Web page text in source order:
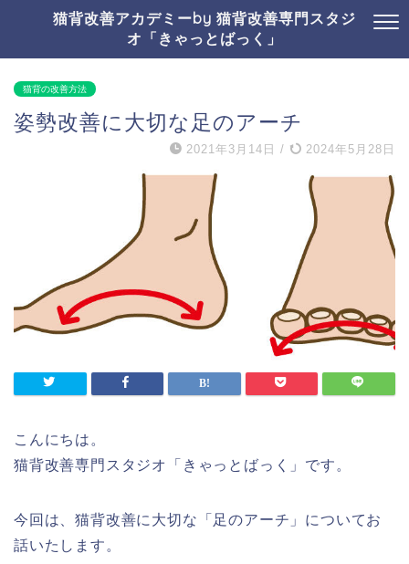
猫背改善アカデミーby 猫背改善専門スタジ
オ「きゃっとばっく」
猫背の改善方法
姿勢改善に大切な足のアーチ
2021年3月14日 / 2024年5月28日
こんにちは。
猫背改善専門スタジオ「きゃっとばっく」です。
今回は、猫背改善に大切な「足のアーチ」についてお
話いたします。